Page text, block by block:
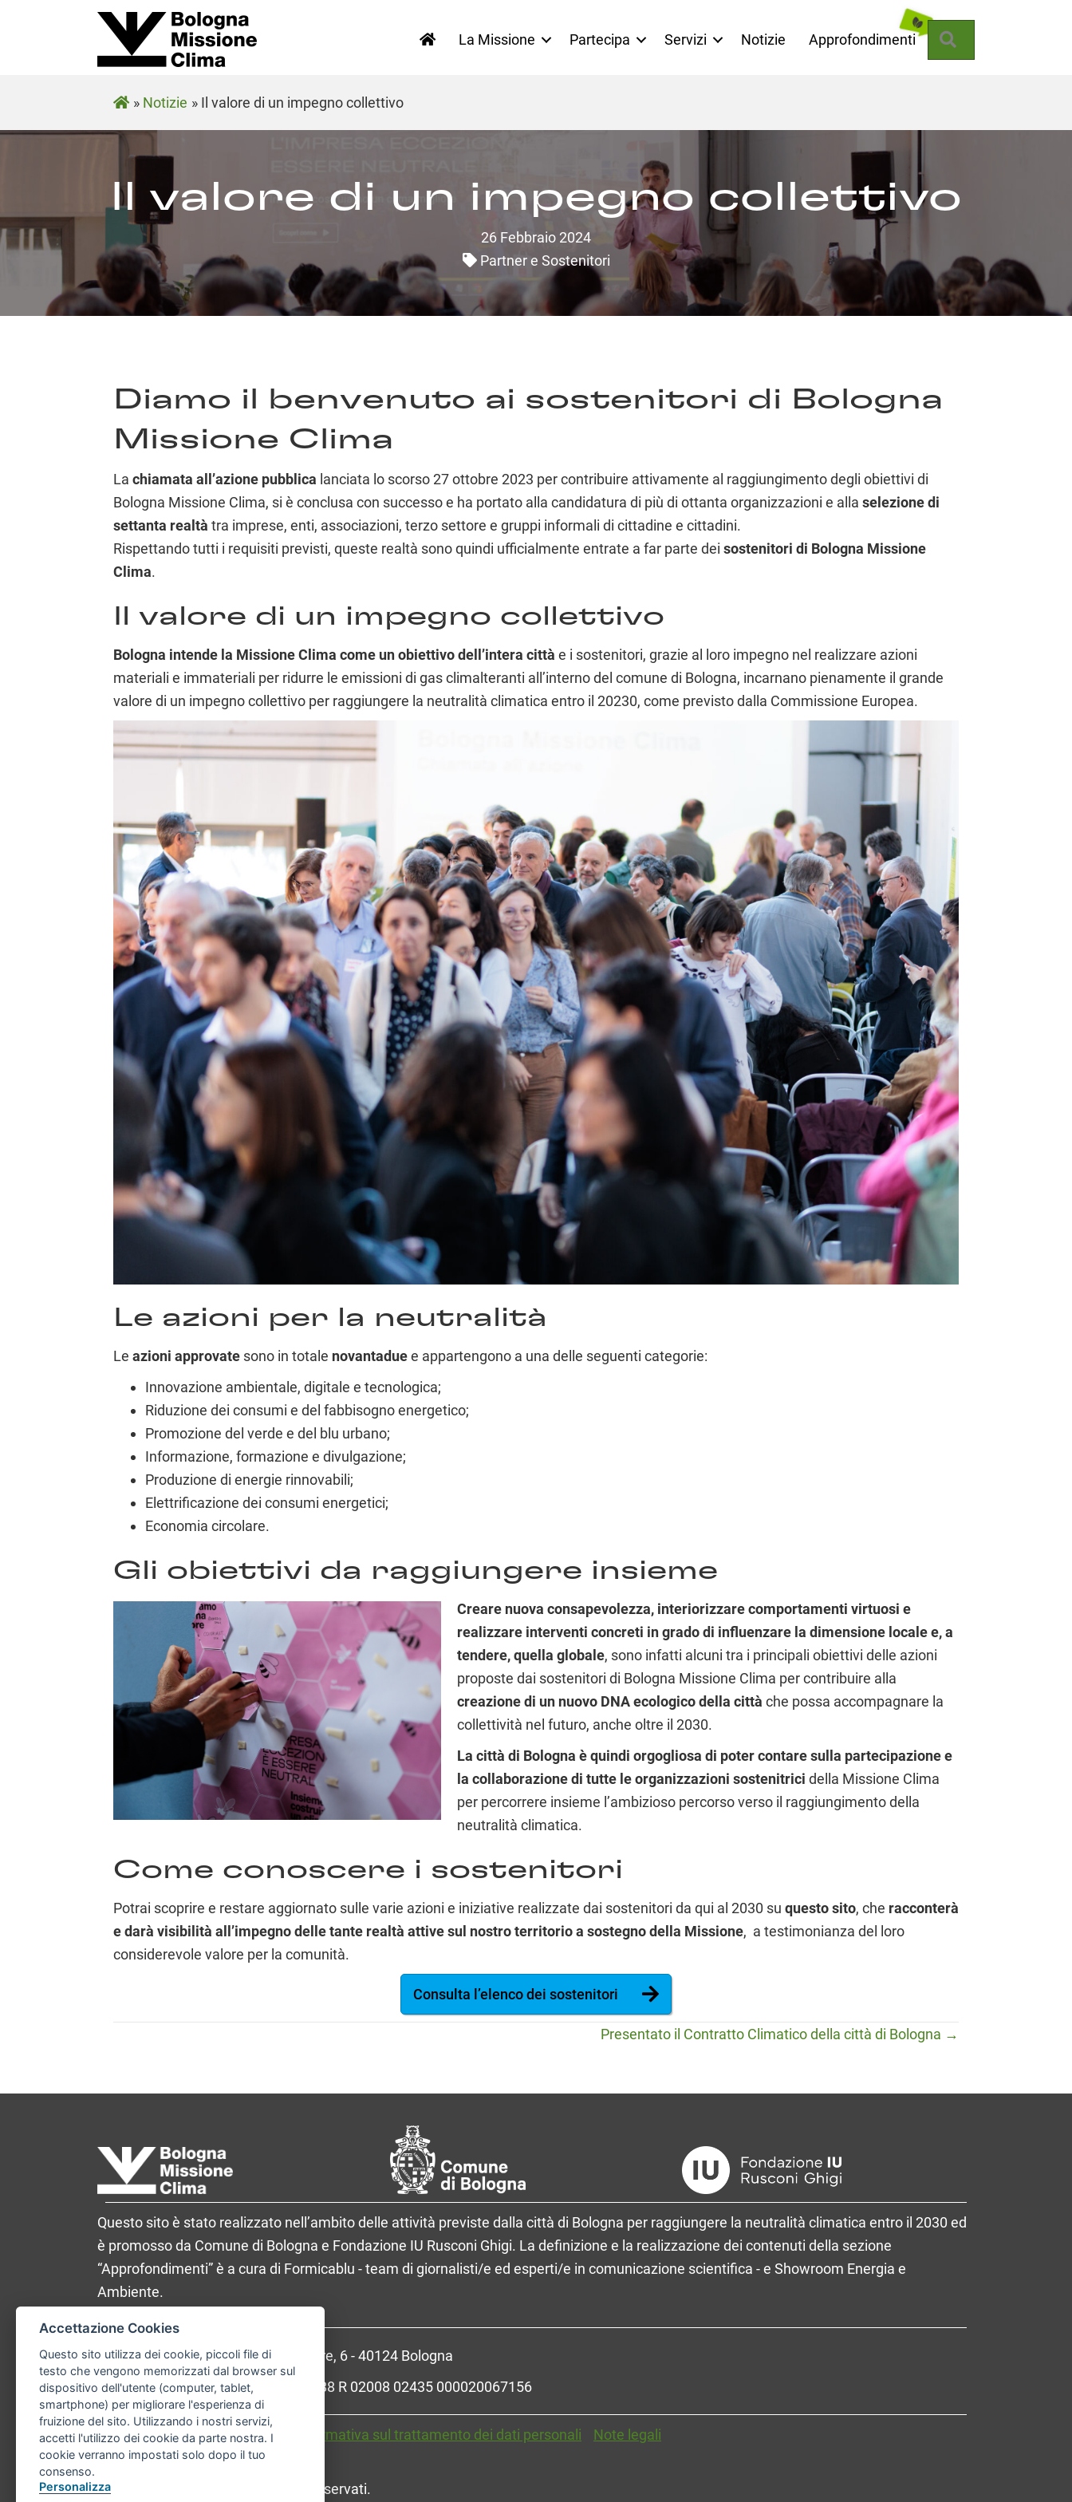
La Missione Partecipa Servizi Notizie Approfondimenti
» Notizie » Il valore di un impegno collettivo
Il valore di un impegno collettivo
26 Febbraio 2024
Partner e Sostenitori
Diamo il benvenuto ai sostenitori di Bologna
Missione Clima
La chiamata all’azione pubblica lanciata lo scorso 27 ottobre 2023 per contribuire attivamente al raggiungimento degli obiettivi di
Bologna Missione Clima, si è conclusa con successo e ha portato alla candidatura di più di ottanta organizzazioni e alla selezione di
settanta realtà tra imprese, enti, associazioni, terzo settore e gruppi informali di cittadine e cittadini.
Rispettando tutti i requisiti previsti, queste realtà sono quindi ufficialmente entrate a far parte dei sostenitori di Bologna Missione
Clima.
Il valore di un impegno collettivo
Bologna intende la Missione Clima come un obiettivo dell’intera città e i sostenitori, grazie al loro impegno nel realizzare azioni
materiali e immateriali per ridurre le emissioni di gas climalteranti all’interno del comune di Bologna, incarnano pienamente il grande
valore di un impegno collettivo per raggiungere la neutralità climatica entro il 20230, come previsto dalla Commissione Europea.
Le azioni per la neutralità
Le azioni approvate sono in totale novantaduee appartengono a una delle seguenti categorie:
Innovazione ambientale, digitale e tecnologica;
Riduzione dei consumi e del fabbisogno energetico;
Promozione del verde e del blu urbano;
Informazione, formazione e divulgazione;
Produzione di energie rinnovabili;
Elettrificazione dei consumi energetici;
Economia circolare.
Gli obiettivi da raggiungere insieme
Creare nuova consapevolezza, interiorizzare comportamenti virtuosi e
realizzare interventi concreti in grado di influenzare la dimensione locale e, a
tendere, quella globale, sono infatti alcuni tra i principali obiettivi delle azioni
proposte dai sostenitori di Bologna Missione Clima per contribuire alla
creazione di un nuovo DNA ecologico della città che possa accompagnare la
collettività nel futuro, anche oltre il 2030.
La città di Bologna è quindi orgogliosa di poter contare sulla partecipazione e
la collaborazione di tutte le organizzazioni sostenitrici della Missione Clima
per percorrere insieme l’ambizioso percorso verso il raggiungimento della
neutralità climatica.
Come conoscere i sostenitori
Potrai scoprire e restare aggiornato sulle varie azioni e iniziative realizzate dai sostenitori da qui al 2030 su questo sito, che racconterà
e darà visibilità all’impegno delle tante realtà attive sul nostro territorio a sostegno della Missione, a testimonianza del loro
considerevole valore per la comunità.
Consulta l’elenco dei sostenitori
Presentato il Contratto Climatico della città di Bologna →
Questo sito è stato realizzato nell’ambito delle attività previste dalla città di Bologna per raggiungere la neutralità climatica entro il 2030 ed
è promosso da Comune di Bologna e Fondazione IU Rusconi Ghigi. La definizione e la realizzazione dei contenuti della sezione
“Approfondimenti” è a cura di Formicablu - team di giornalisti/e ed esperti/e in comunicazione scientifica - e Showroom Energia e
Ambiente.
Comune di Bologna, Piazza Maggiore, 6 - 40124 Bologna
P.Iva: 01232710374 - Cod. IBAN: IT 88 R 02008 02435 000020067156
Accessibilità Carta dei valori Informativa sul trattamento dei dati personali Note legali
© Comune di Bologna. Tutti i diritti riservati.
Accettazione Cookies
Questo sito utilizza dei cookie, piccoli file di
testo che vengono memorizzati dal browser sul
dispositivo dell'utente (computer, tablet,
smartphone) per migliorare l'esperienza di
fruizione del sito. Utilizzando i nostri servizi,
accetti l'utilizzo dei cookie da parte nostra. I
cookie verranno impostati solo dopo il tuo
consenso.
Personalizza